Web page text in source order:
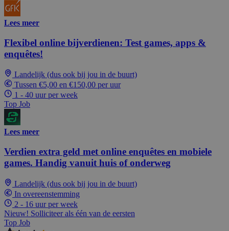
Lees meer
Flexibel online bijverdienen: Test games, apps &
enquêtes!
Landelijk (dus ook bij jou in de buurt)
Tussen €5,00 en €150,00 per uur
1 - 40 uur per week
Top Job
Lees meer
Verdien extra geld met online enquêtes en mobiele
games. Handig vanuit huis of onderweg
Landelijk (dus ook bij jou in de buurt)
In overeenstemming
2 - 16 uur per week
Nieuw! Solliciteer als één van de eersten
Top Job